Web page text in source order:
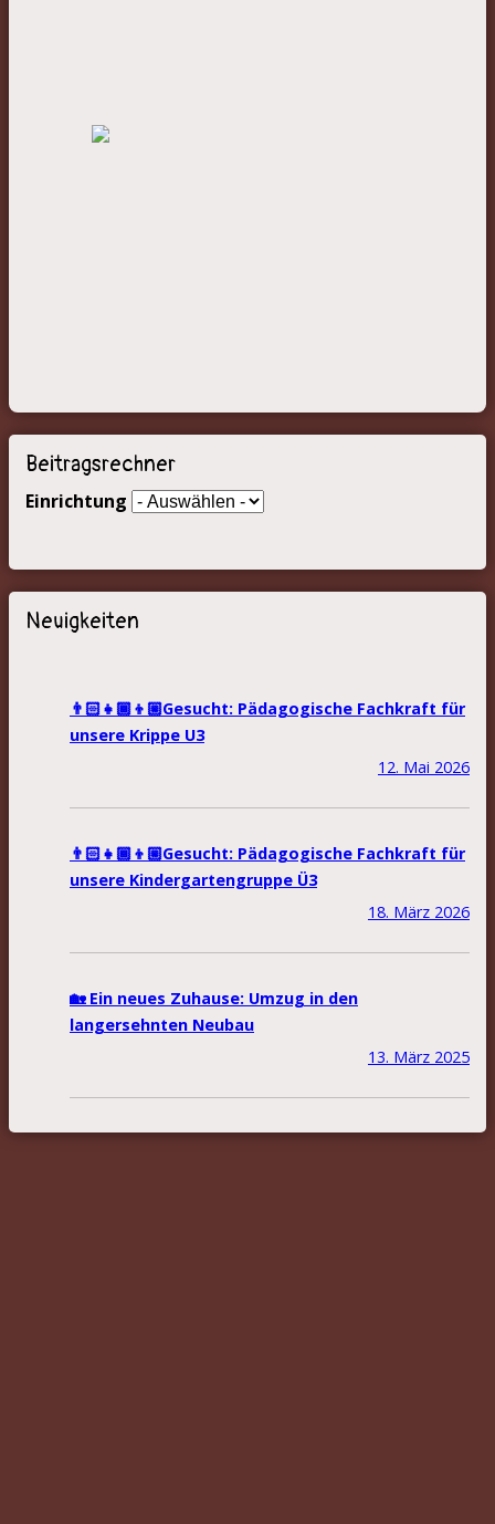
Beitragsrechner
Einrichtung
Neuigkeiten
👨🏻‍👧🏾‍👦🏼Gesucht: Pädagogische Fachkraft für
unsere Krippe U3
12. Mai 2026
👨🏻‍👧🏾‍👦🏼Gesucht: Pädagogische Fachkraft für
unsere Kindergartengruppe Ü3
18. März 2026
🏡 Ein neues Zuhause: Umzug in den
langersehnten Neubau
13. März 2025